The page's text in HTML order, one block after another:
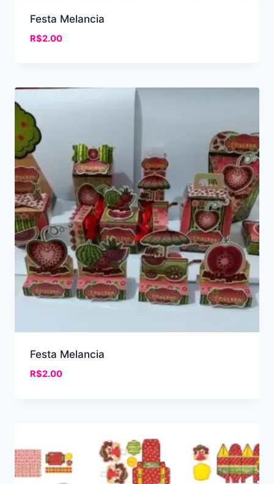
Festa Melancia
R$2.00
Festa Melancia
R$2.00